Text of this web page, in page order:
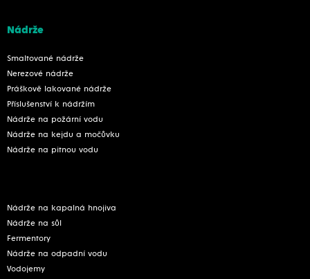
Nádrže
Smaltované nádrže
Nerezové nádrže
Práškově lakované nádrže
Příslušenství k nádržím
Nádrže na požární vodu
Nádrže na kejdu a močůvku
Nádrže na pitnou vodu
Nádrže na kapalná hnojiva
Nádrže na sůl
Fermentory
Nádrže na odpadní vodu
Vodojemy